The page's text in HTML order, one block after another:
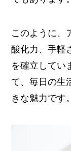
このように、
酸化力、手軽
を確立してい
て、毎日の生
きな魅力です。